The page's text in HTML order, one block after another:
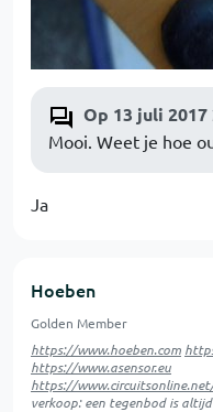
Op 13 juli 2017
Mooi. Weet je hoe
Ja
Hoeben
Golden Member
https://www.hoeben.com
https://www.asensor.eu
https://
verkoop: een tegenbod is